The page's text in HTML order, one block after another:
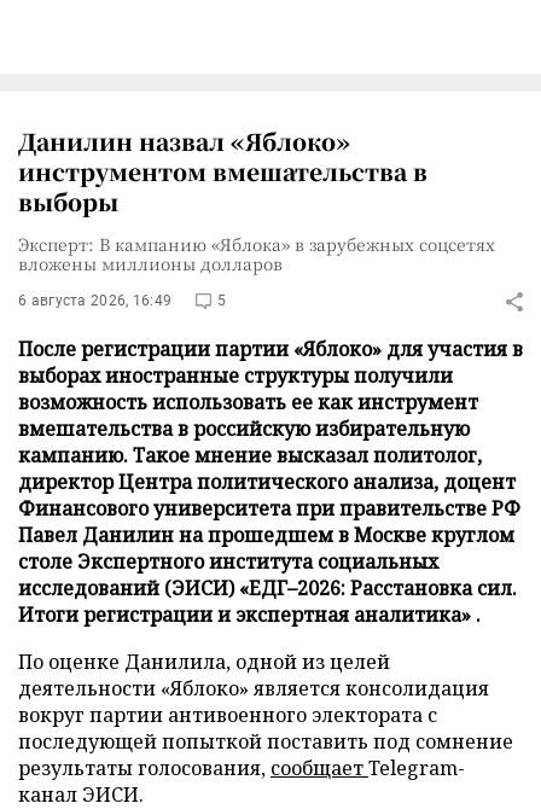
Данилин назвал «Яблоко»
инструментом вмешательства в
выборы
Эксперт: В кампанию «Яблока» в зарубежных соцсетях
вложены миллионы долларов
6 августа 2026, 16:49 5
После регистрации партии «Яблоко» для участия в
выборах иностранные структуры получили
возможность использовать ее как инструмент
вмешательства в российскую избирательную
кампанию. Такое мнение высказал политолог,
директор Центра политического анализа, доцент
Финансового университета при правительстве РФ
Павел Данилин на прошедшем в Москве круглом
столе Экспертного института социальных
исследований (ЭИСИ) «ЕДГ–2026: Расстановка сил.
Итоги регистрации и экспертная аналитика» .
По оценке Данилила, одной из целей
деятельности «Яблоко» является консолидация
вокруг партии антивоенного электората с
последующей попыткой поставить под сомнение
результаты голосования, сообщаетTelegram-
канал ЭИСИ.